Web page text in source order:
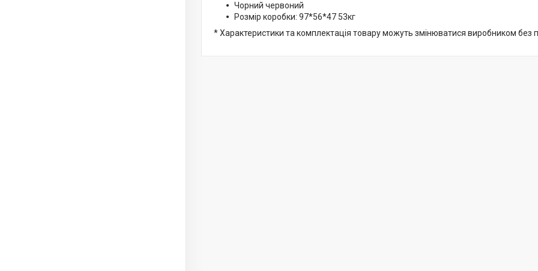
Чорний червоний
Розмір коробки: 97*56*47 53кг
* Характеристики та комплектація товару можуть змінюватися виробником без